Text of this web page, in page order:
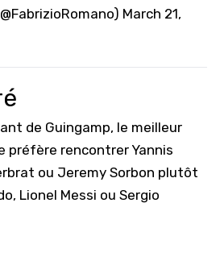
March 21,
de Guingamp, le meilleur
préfère rencontrer Yannis
ou Jeremy Sorbon plutôt
Lionel Messi ou Sergio